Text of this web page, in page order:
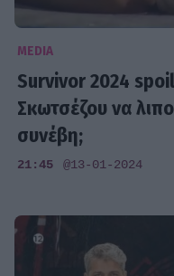
MEDIA
Survivor 2024
Σκωτσέζου να
συνέβη;
21:45 @13-01-2024